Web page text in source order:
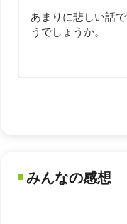
あまりに悲しい話
うでしょうか。
みんなの感想